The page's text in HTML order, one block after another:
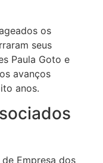
os
seus
Paula Goto e
avanços
anos.
Empresa dos